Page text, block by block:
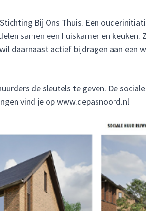
Bij Ons Thuis. Een
samen een huiskamer en
daarnaast actief bijdragen aan een
de sleutels te geven. De
vind je opwww.depasnoord.nl.